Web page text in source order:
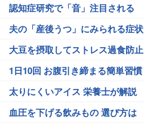
認知症研究で「音」注目される
夫の「産後うつ」にみられる症状
大豆を摂取してストレス過食防止
1日10回 お腹引き締まる簡単習慣
太りにくいアイス 栄養士が解説
血圧を下げる飲みもの 選び方は